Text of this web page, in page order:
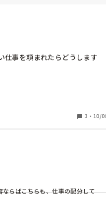
仕事を頼まれたらどうします
狂する
3 ・ 10/
らばこちらも、仕事の配分して